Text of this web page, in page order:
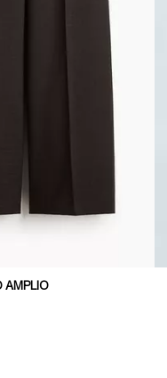
AMPLIO